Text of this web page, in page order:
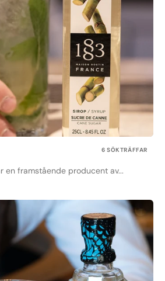
6 SÖKTRÄFFAR
en framstående producent av...